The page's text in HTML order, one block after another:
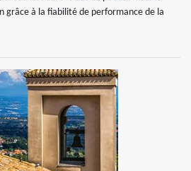
grâce à la fiabilité de performance de la